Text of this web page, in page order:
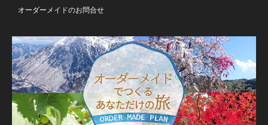
オーダーメイドのお問合せ